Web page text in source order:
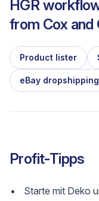
HGR
from Cox and
Product lister
eBay
Profit-Tipps
Starte mit Deko